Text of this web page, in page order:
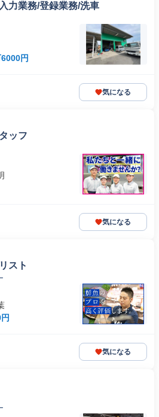
力業務/登録業務/洗車
円
気になる
ッフ
気になる
スト
気になる